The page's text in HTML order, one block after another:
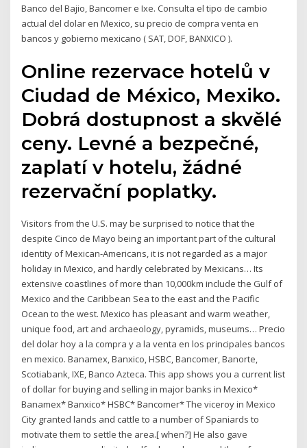
Banco del Bajio, Bancomer e Ixe. Consulta el tipo de cambio
actual del dolar en Mexico, su precio de compra venta en
bancos y gobierno mexicano ( SAT, DOF, BANXICO ).
Online rezervace hotelů v
Ciudad de México, Mexiko.
Dobrá dostupnost a skvělé
ceny. Levné a bezpečné,
zaplatí v hotelu, žádné
rezervační poplatky.
Visitors from the U.S. may be surprised to notice that the
despite Cinco de Mayo being an important part of the cultural
identity of Mexican-Americans, it is not regarded as a major
holiday in Mexico, and hardly celebrated by Mexicans… Its
extensive coastlines of more than 10,000km include the Gulf of
Mexico and the Caribbean Sea to the east and the Pacific
Ocean to the west. Mexico has pleasant and warm weather,
unique food, art and archaeology, pyramids, museums… Precio
del dolar hoy a la compra y a la venta en los principales bancos
en mexico. Banamex, Banxico, HSBC, Bancomer, Banorte,
Scotiabank, IXE, Banco Azteca. This app shows you a current list
of dollar for buying and selling in major banks in Mexico*
Banamex* Banxico* HSBC* Bancomer* The viceroy in Mexico
City granted lands and cattle to a number of Spaniards to
motivate them to settle the area.[ when?] He also gave